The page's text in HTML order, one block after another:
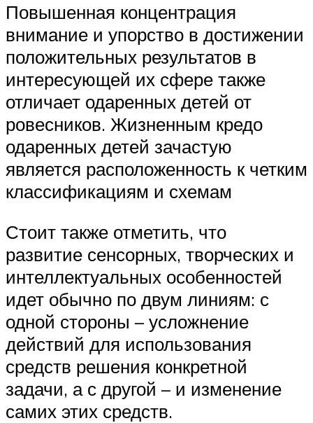
Повышенная концентрация
внимание и упорство в достижении
положительных результатов в
интересующей их сфере также
отличает одаренных детей от
ровесников. Жизненным кредо
одаренных детей зачастую
является расположенность к четким
классификациям и схемам
Стоит также отметить, что
развитие сенсорных, творческих и
интеллектуальных особенностей
идет обычно по двум линиям: с
одной стороны – усложнение
действий для использования
средств решения конкретной
задачи, а с другой – и изменение
самих этих средств.